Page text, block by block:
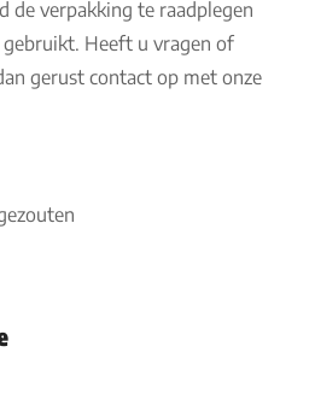
de verpakking te raadplegen
Heeft u vragen of
gerust contact op met onze